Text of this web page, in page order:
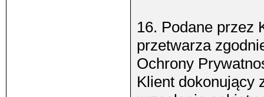
16. Podane przez
przetwarza
Ochrony
Klient dokonujący